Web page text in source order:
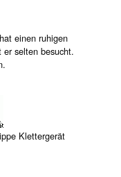
einen ruhigen
selten besucht.
Klettergerät